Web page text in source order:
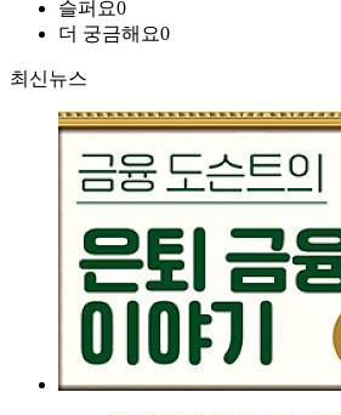
슬퍼요0
더 궁금해요0
최신뉴스